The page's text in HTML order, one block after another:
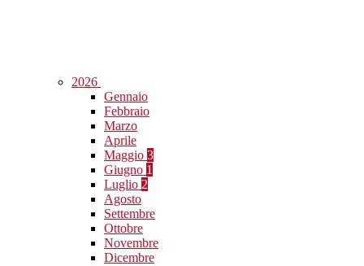
2026
Gennaio
Febbraio
Marzo
Aprile
Maggio 3
Giugno 1
Luglio 2
Agosto
Settembre
Ottobre
Novembre
Dicembre